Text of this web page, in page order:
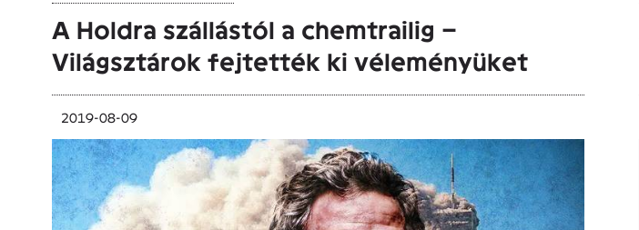
A Holdra szállástól a chemtrailig –
Világsztárok fejtették ki véleményüket
2019-08-09